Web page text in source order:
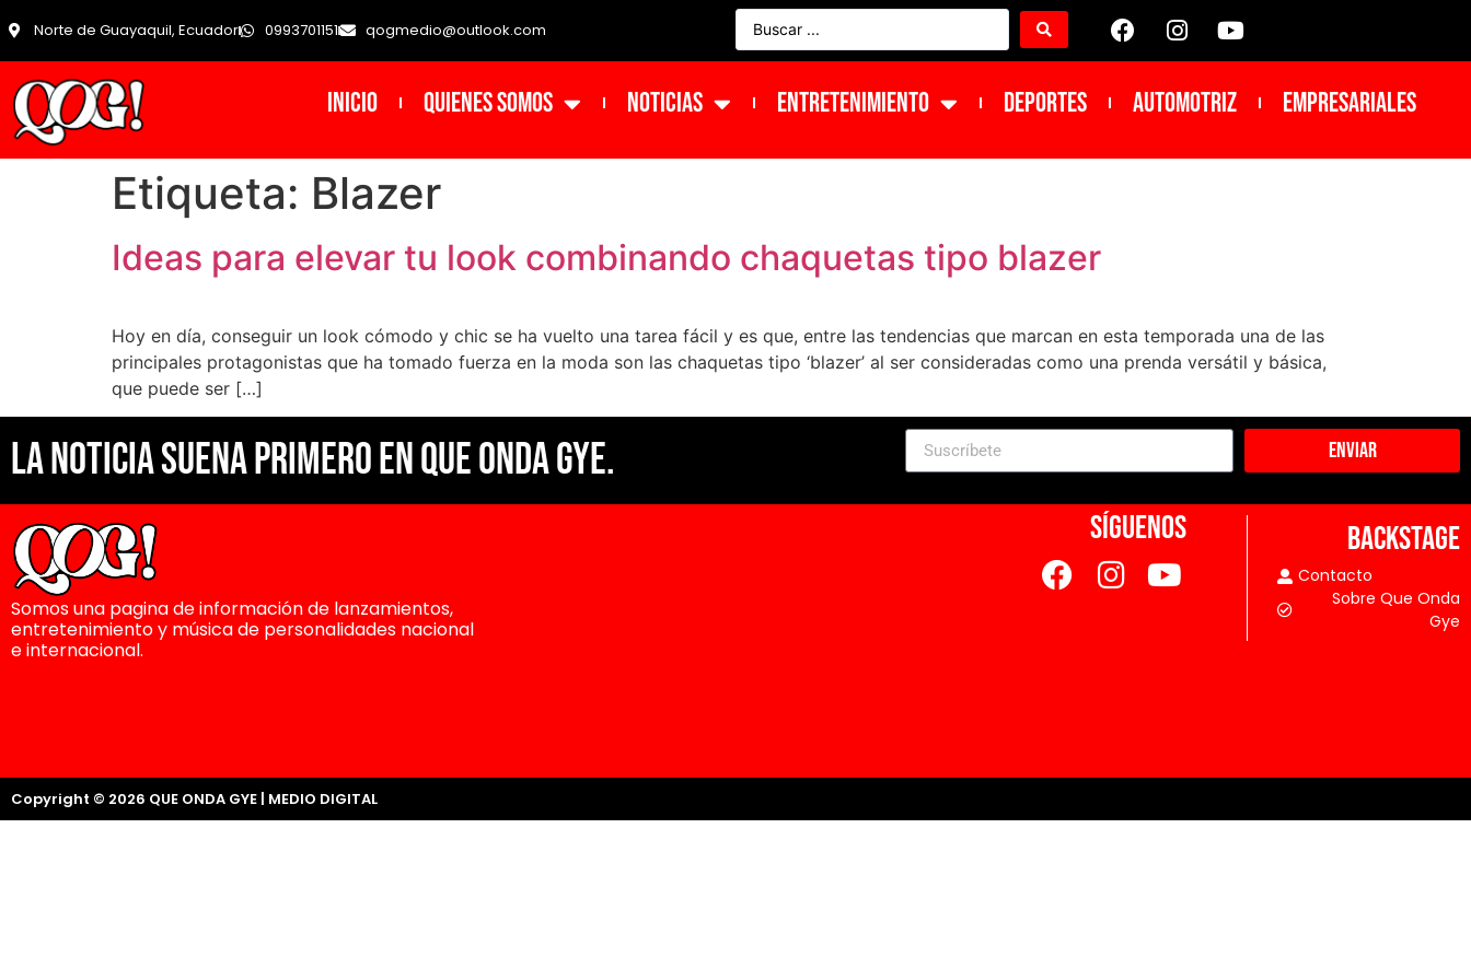
Norte de Guayaquil, Ecuador 0993701151 qogmedio@outlook.com
INICIO Quienes Somos NOTICIAS ENTRETENIMIENTO DEPORTES Automotriz Empresariales
Etiqueta: Blazer
Ideas para elevar tu look combinando chaquetas tipo blazer
Hoy en día, conseguir un look cómodo y chic se ha vuelto una tarea fácil y es que, entre las tendencias que marcan en esta temporada una de las
principales protagonistas que ha tomado fuerza en la moda son las chaquetas tipo ‘blazer’ al ser consideradas como una prenda versátil y básica,
que puede ser […]
La noticia suena primero en Que Onda Gye. Enviar
Somos una pagina de información de lanzamientos,
entretenimiento y música de personalidades nacional
e internacional.
SÍGUENOS BACKSTAGE
Contacto
Sobre Que Onda
Gye
Copyright © 2026 QUE ONDA GYE | MEDIO DIGITAL